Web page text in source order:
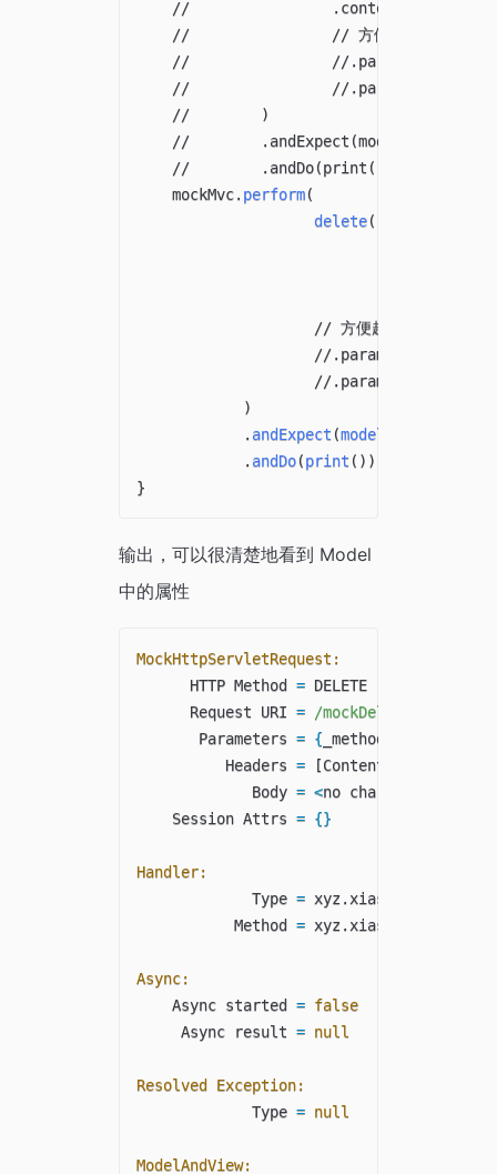
//
//                // 方便起见，还是直接使
//                //
//                //
//        )
//
//        .andDo(print());
    mockMvc
. perform(
delete(
// 方便起见，还是直接
//
//
)
. andExpect (model
. andDo(print ( ) )
}
输出，可以很清楚地看到 Model
中的属性
MockHttpServletRequest:
      HTTP Method
= DELETE
      Request URI
=
/mockDelete
       Parameters
= { _method
          Headers
= [Content
             Body
= <no character
    Session Attrs
= {}
Handler:
             Type
= xyz . xiashuo
           Method
= xyz . xiashuo
Async:
    Async started
= false
     Async result
= null
Resolved Exception:
             Type
= null
ModelAndView: